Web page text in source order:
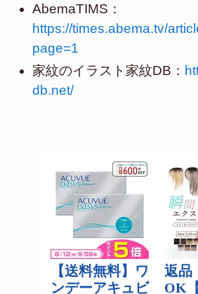
AbemaTIMS：
https://times.abema.tv/
page=1
家紋のイラスト家紋DB：
db.net/